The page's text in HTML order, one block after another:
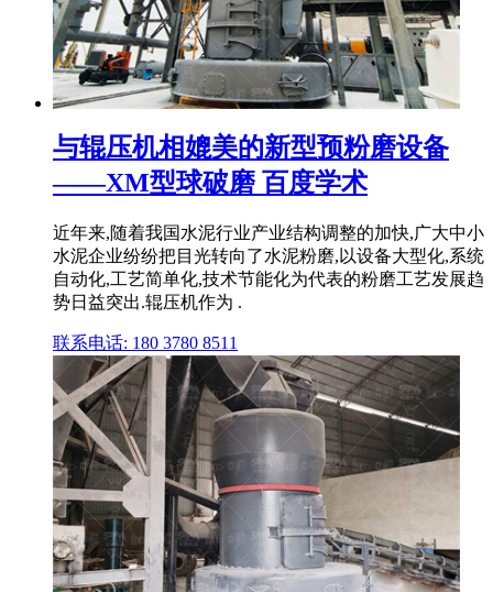
与辊压机相媲美的新型预粉磨设备
——XM型球破磨 百度学术
近年来,随着我国水泥行业产业结构调整的加快,广大中小
水泥企业纷纷把目光转向了水泥粉磨,以设备大型化,系统
自动化,工艺简单化,技术节能化为代表的粉磨工艺发展趋
势日益突出.辊压机作为 .
联系电话: 180 3780 8511